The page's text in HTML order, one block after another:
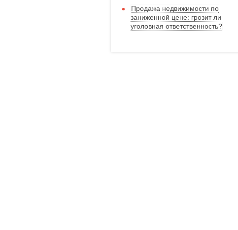
Продажа недвижимости по
заниженной цене: грозит ли
уголовная ответственность?